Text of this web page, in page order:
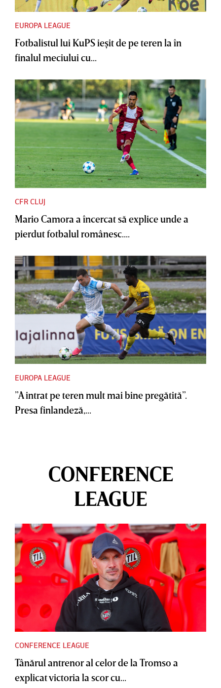
EUROPA LEAGUE
Fotbalistul lui KuPS ieşit de pe teren la în
finalul meciului cu...
CFR CLUJ
Mario Camora a încercat să explice unde a
pierdut fotbalul românesc....
EUROPA LEAGUE
”A intrat pe teren mult mai bine pregătită”.
Presa finlandeză,...
CONFERENCE
LEAGUE
CONFERENCE LEAGUE
Tânărul antrenor al celor de la Tromso a
explicat victoria la scor cu...